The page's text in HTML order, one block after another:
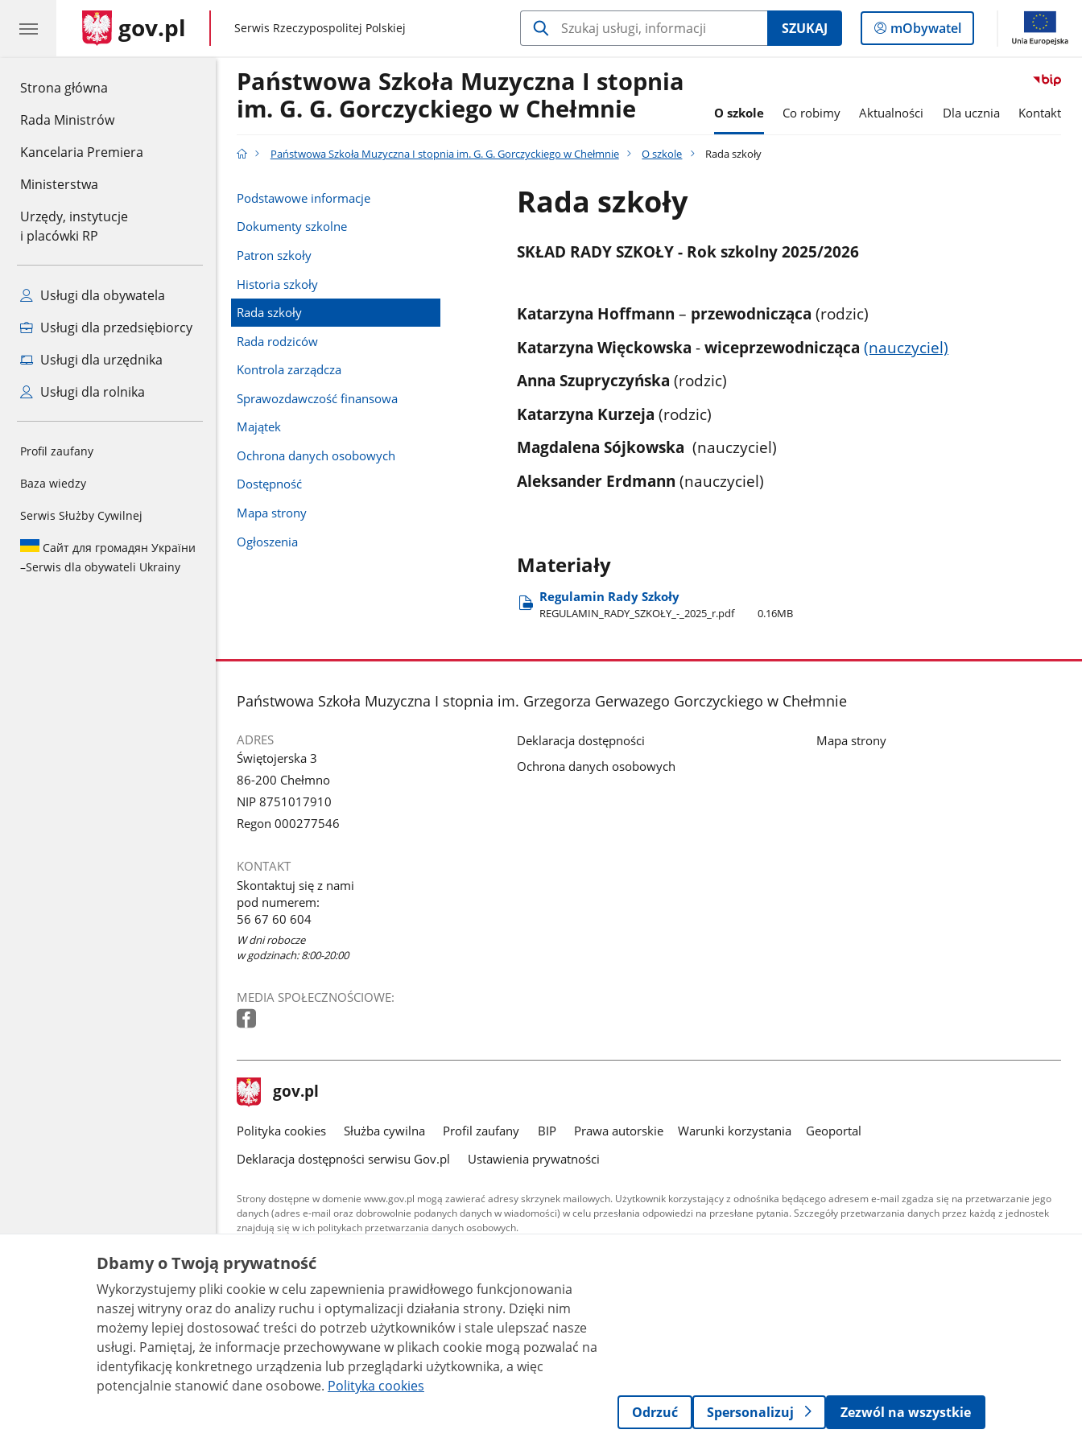
Strona główna
Rada Ministrów
Kancelaria Premiera
Ministerstwa
Urzędy, instytucje
i placówki RP
Usługi dla obywatela
Usługi dla przedsiębiorcy
Usługi dla urzędnika
Usługi dla rolnika
Profil zaufany
Baza wiedzy
Serwis Służby Cywilnej
Сайт для громадян України
–Serwis dla obywateli Ukrainy
gov.pl gov.pl
Serwis Rzeczypospolitej Polskiej SZUKAJ
Logowanie
do
mObywatel
Państwowa Szkoła Muzyczna I stopnia
im. G. G. Gorczyckiego w Chełmnie
O szkole Co robimy Aktualności Dla ucznia Kontakt
Państwowa Szkoła Muzyczna I stopnia im. G. G. Gorczyckiego w Chełmnie O szkole Rada szkoły
Podstawowe informacje
Dokumenty szkolne
Patron szkoły
Historia szkoły
Rada szkoły
Rada rodziców
Kontrola zarządcza
Sprawozdawczość finansowa
Majątek
Ochrona danych osobowych
Dostępność
Mapa strony
Ogłoszenia
Rada szkoły
SKŁAD RADY SZKOŁY - Rok szkolny 2025/2026
Katarzyna Hoffmann – przewodnicząca(rodzic)
Katarzyna Więckowska -wiceprzewodnicząca (nauczyciel)
Anna Szupryczyńska (rodzic)
Katarzyna Kurzeja (rodzic)
Magdalena Sójkowska (nauczyciel)
Aleksander Erdmann(nauczyciel)
Materiały
Regulamin Rady Szkoły
REGULAMIN​_RADY​_SZKOŁY​_-​_2025​_r.pdf 0.16MB
stopka
Państwowa Szkoła Muzyczna I stopnia im. Grzegorza Gerwazego Gorczyckiego w Chełmnie
ADRES
Świętojerska 3
86-200 Chełmno
NIP 8751017910
Regon 000277546
KONTAKT
Skontaktuj się z nami
pod numerem:
56 67 60 604
W dni robocze
w godzinach: 8:00-20:00
MEDIA SPOŁECZNOŚCIOWE:
Deklaracja dostępności
Ochrona danych osobowych
Mapa strony
stopka
gov.pl Strona
gov.pl
gov.pl
Polityka cookies Służba cywilna Profil zaufany BIP Prawa autorskie Warunki korzystania
Geoportal
Deklaracja dostępności serwisu Gov.pl
Ustawienia prywatności
Strony dostępne w domenie www.gov.pl mogą zawierać adresy skrzynek mailowych. Użytkownik korzystający z odnośnika będącego adresem e-mail zgadza się na przetwarzanie jego
danych (adres e-mail oraz dobrowolnie podanych danych w wiadomości) w celu przesłania odpowiedzi na przesłane pytania. Szczegóły przetwarzania danych przez każdą z jednostek
znajdują się w ich politykach przetwarzania danych osobowych.
Treści tekstowe publikowane w serwisie (z wyłączeniem treści audiowizualnych), są
udostępniane na licencji typu Creative Commons: uznanie autorstwa - na tych samych
warunkach 4.0 (CC BY-SA 4.0). Materiały audiowizualne, w tym zdjęcia, materiały audio i wideo,
są udostępniane na licencji typu Creative Commons: uznanie autorstwa użycie niekomercyjne -
bez utworów zależnych 4.0 (CC BY-NC-ND 4.0), o ile nie jest to stwierdzone inaczej.
Dbamy o Twoją prywatność
Wykorzystujemy pliki cookie w celu zapewnienia prawidłowego funkcjonowania
naszej witryny oraz do analizy ruchu i optymalizacji działania strony. Dzięki nim
możemy lepiej dostosować treści do potrzeb użytkowników i stale ulepszać nasze
usługi. Pamiętaj, że informacje przechowywane w plikach cookie mogą pozwalać na
identyfikację konkretnego urządzenia lub przeglądarki użytkownika, a więc
potencjalnie stanowić dane osobowe. Polityka cookies
Odrzuć
Spersonalizuj Zezwól na wszystkie